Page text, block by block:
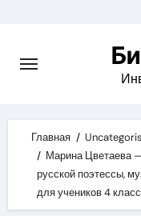
content
Главная
Марина Цветаева
русской поэтессы,
для учеников 4